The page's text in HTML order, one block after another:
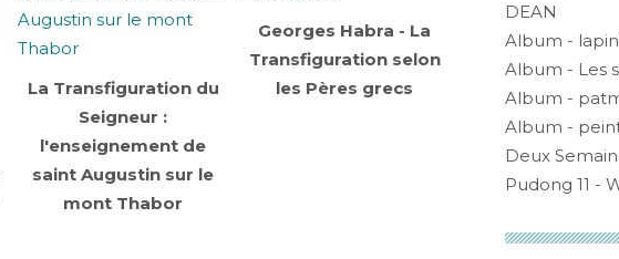
La Transfiguration du
Seigneur :
l'enseignement de
saint Augustin sur le
mont Thabor
Georges Habra - La
Transfiguration selon
les Pères grecs
DEAN
Album -
Album - Les
Album -
Album -
Deux
Pudong 11 -